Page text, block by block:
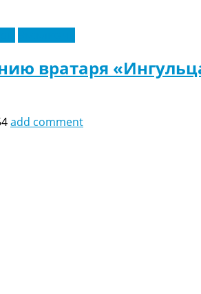
вратаря
add comment